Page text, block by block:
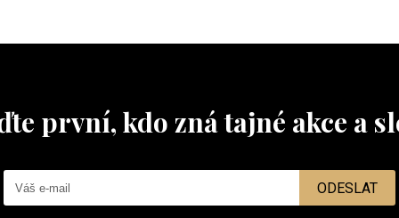
první, kdo zná tajné akce a
ODESLAT